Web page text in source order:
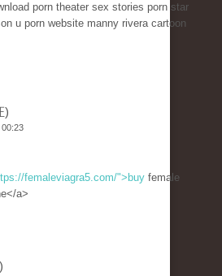
porn theater sex stories porn star
u porn website manny rivera cartoon
)
femaleviagra5.com/">buy female
a>